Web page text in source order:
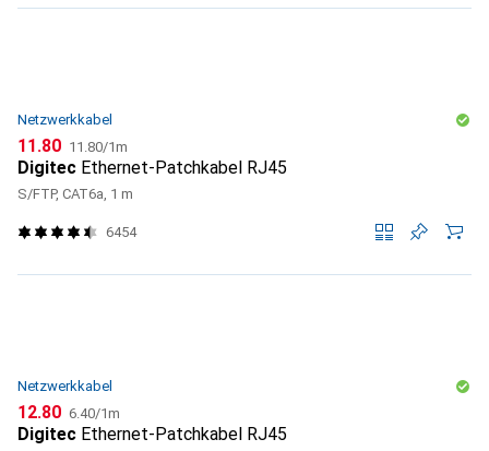
Netzwerkkabel
CHF
11.80 CHF
11.80/1m
Digitec Ethernet-Patchkabel RJ45
S/FTP, CAT6a, 1 m
6454
Netzwerkkabel
CHF
12.80 CHF
6.40/1m
Digitec Ethernet-Patchkabel RJ45